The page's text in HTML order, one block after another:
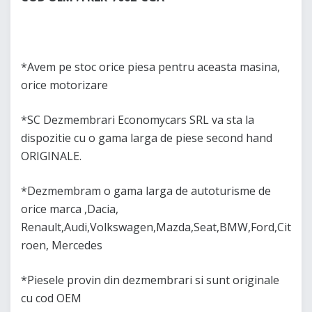
*Avem pe stoc orice piesa pentru aceasta masina,
orice motorizare
*SC Dezmembrari Economycars SRL va sta la
dispozitie cu o gama larga de piese second hand
ORIGINALE.
*Dezmembram o gama larga de autoturisme de
orice marca ,Dacia,
Renault,Audi,Volkswagen,Mazda,Seat,BMW,Ford,Cit
roen, Mercedes
*Piesele provin din dezmembrari si sunt originale
cu cod OEM